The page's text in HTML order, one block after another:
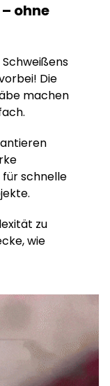
ohne
Die
machen
schnelle
zu
wie